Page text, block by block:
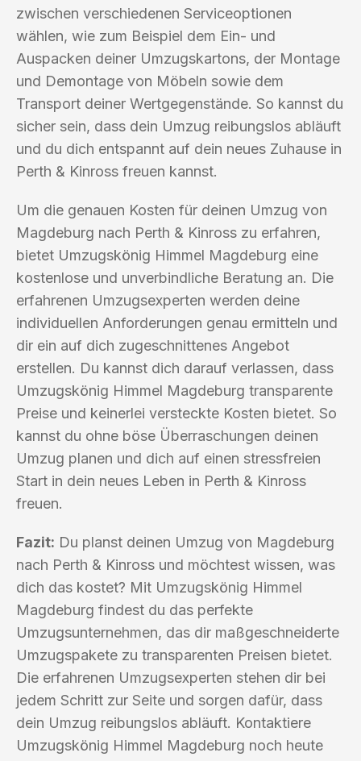
zwischen verschiedenen Serviceoptionen
wählen, wie zum Beispiel dem Ein- und
Auspacken deiner Umzugskartons, der Montage
und Demontage von Möbeln sowie dem
Transport deiner Wertgegenstände. So kannst du
sicher sein, dass dein Umzug reibungslos abläuft
und du dich entspannt auf dein neues Zuhause in
Perth & Kinross freuen kannst.
Um die genauen Kosten für deinen Umzug von
Magdeburg nach Perth & Kinross zu erfahren,
bietet Umzugskönig Himmel Magdeburg eine
kostenlose und unverbindliche Beratung an. Die
erfahrenen Umzugsexperten werden deine
individuellen Anforderungen genau ermitteln und
dir ein auf dich zugeschnittenes Angebot
erstellen. Du kannst dich darauf verlassen, dass
Umzugskönig Himmel Magdeburg transparente
Preise und keinerlei versteckte Kosten bietet. So
kannst du ohne böse Überraschungen deinen
Umzug planen und dich auf einen stressfreien
Start in dein neues Leben in Perth & Kinross
freuen.
Fazit: Du planst deinen Umzug von Magdeburg
nach Perth & Kinross und möchtest wissen, was
dich das kostet? Mit Umzugskönig Himmel
Magdeburg findest du das perfekte
Umzugsunternehmen, das dir maßgeschneiderte
Umzugspakete zu transparenten Preisen bietet.
Die erfahrenen Umzugsexperten stehen dir bei
jedem Schritt zur Seite und sorgen dafür, dass
dein Umzug reibungslos abläuft. Kontaktiere
Umzugskönig Himmel Magdeburg noch heute